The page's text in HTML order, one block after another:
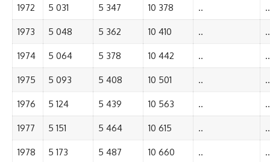
1972 5 031 5 347 10 378 .. ..
1973 5 048 5 362 10 410 .. ..
1974 5 064 5 378 10 442 .. ..
1975 5 093 5 408 10 501 .. ..
1976 5 124 5 439 10 563 .. ..
1977 5 151 5 464 10 615 .. ..
1978 5 173 5 487 10 660 .. ..